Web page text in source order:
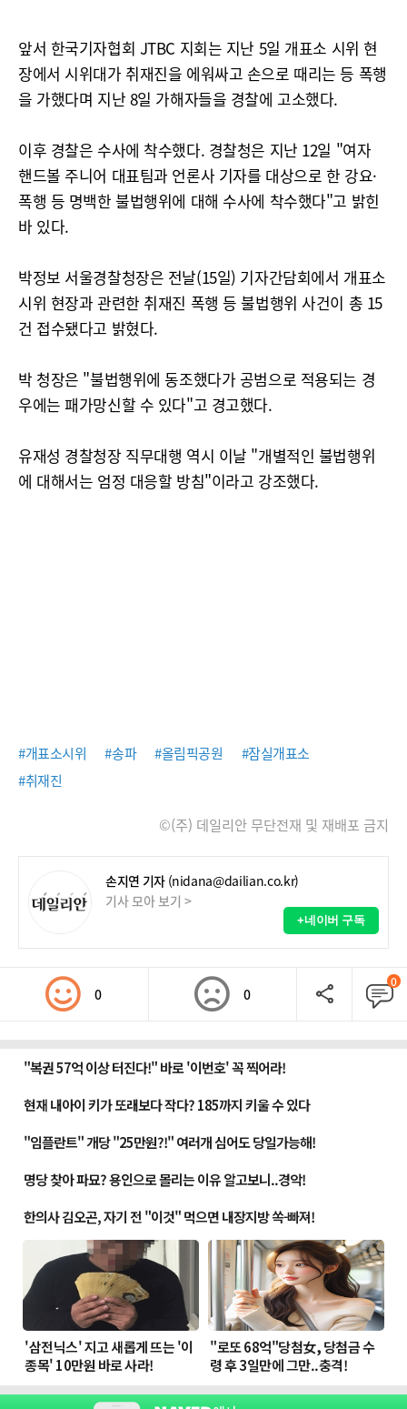
앞서 한국기자협회 JTBC 지회는 지난 5일 개표소 시위 현
장에서 시위대가 취재진을 에워싸고 손으로 때리는 등 폭행
을 가했다며 지난 8일 가해자들을 경찰에 고소했다.
이후 경찰은 수사에 착수했다. 경찰청은 지난 12일 "여자
핸드볼 주니어 대표팀과 언론사 기자를 대상으로 한 강요·
폭행 등 명백한 불법행위에 대해 수사에 착수했다"고 밝힌
바 있다.
박정보 서울경찰청장은 전날(15일) 기자간담회에서 개표소
시위 현장과 관련한 취재진 폭행 등 불법행위 사건이 총 15
건 접수됐다고 밝혔다.
박 청장은 "불법행위에 동조했다가 공범으로 적용되는 경
우에는 패가망신할 수 있다"고 경고했다.
유재성 경찰청장 직무대행 역시 이날 "개별적인 불법행위
에 대해서는 엄정 대응할 방침"이라고 강조했다.
#개표소시위 #송파 #올림픽공원
#잠실개표소
#취재진
©(주) 데일리안 무단전재 및 재배포 금지
손지연 기자 (nidana@dailian.co.kr)
기사 모아 보기 >
+네이버 구독
0 0
0